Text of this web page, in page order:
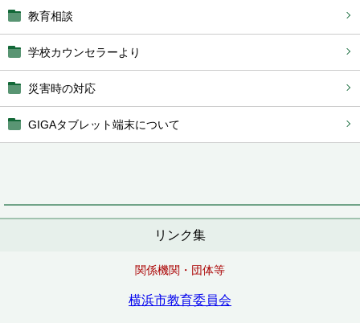
教育相談
学校カウンセラーより
災害時の対応
GIGAタブレット端末について
リンク集
関係機関・団体等
横浜市教育委員会